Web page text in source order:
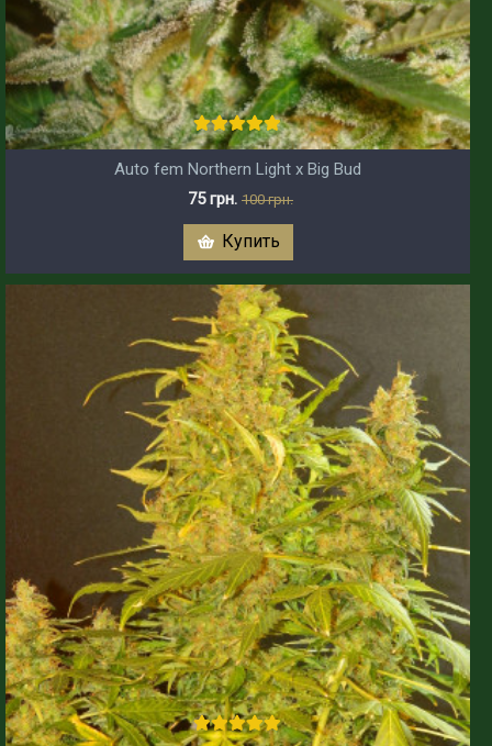
Auto fem Northern Light x Big Bud
75 грн. 100 грн.
Купить